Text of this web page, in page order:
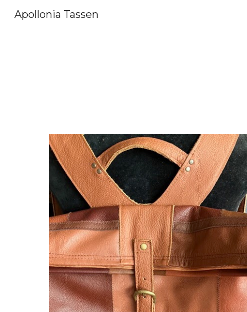
Apollonia Tassen